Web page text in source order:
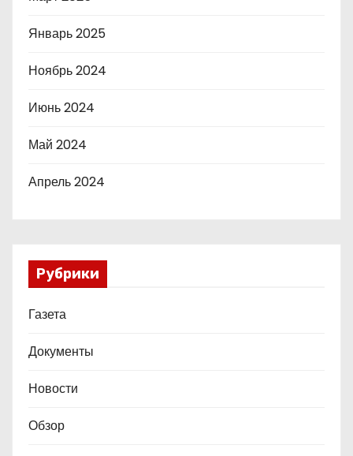
Январь 2025
Ноябрь 2024
Июнь 2024
Май 2024
Апрель 2024
Рубрики
Газета
Документы
Новости
Обзор